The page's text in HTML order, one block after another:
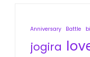
Anniversary Battle
jogira